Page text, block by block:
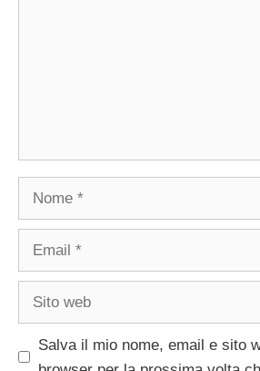
Salva il mio nome, email e sito